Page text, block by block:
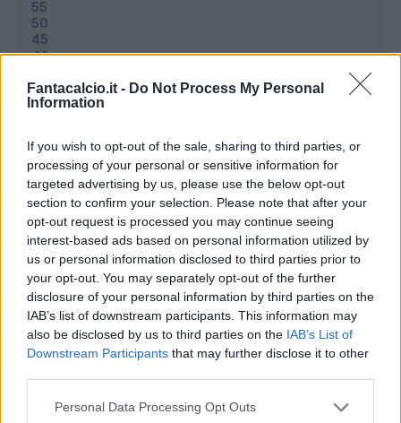
Fantacalcio.it - Do Not Process My Personal
Information
If you wish to opt-out of the sale, sharing to third parties, or
processing of your personal or sensitive information for
targeted advertising by us, please use the below opt-out
section to confirm your selection. Please note that after your
opt-out request is processed you may continue seeing
interest-based ads based on personal information utilized by
us or personal information disclosed to third parties prior to
your opt-out. You may separately opt-out of the further
disclosure of your personal information by third parties on the
IAB’s list of downstream participants. This information may
also be disclosed by us to third parties on the IAB’s List of
Downstream Participants that may further disclose it to other
Personal Data Processing Opt Outs
Classic Mantra
Riepilogo stagione
Titolare 35 - 92%
Entrato 2 - 5%
Squalificato 0 - 0